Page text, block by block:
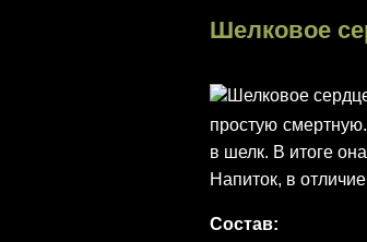
Шелковое
простую
в шелк. В итоге
Напиток, в
Состав: